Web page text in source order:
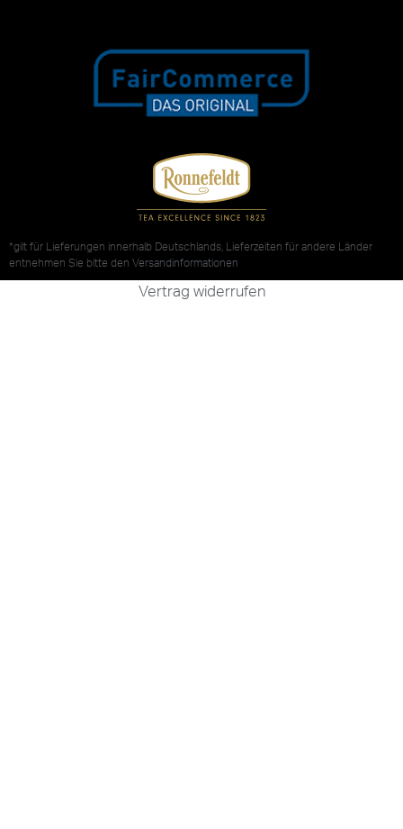
*gilt für Lieferungen innerhalb Deutschlands, Lieferzeiten für andere Länder
entnehmen Sie bitte den Versandinformationen
Vertrag widerrufen